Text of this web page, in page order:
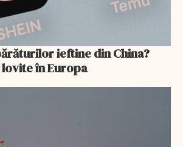
ieftine din China?
lovite în Europa